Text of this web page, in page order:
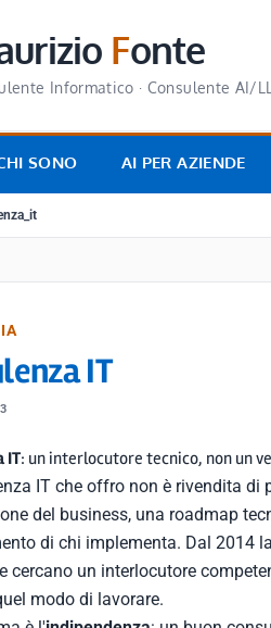
Fonte
Informatico · Consulente AI/
SONO AI PER AZIENDE
IT
IT: un interlocutore tecnico, non un
IT che offro non è rivendita
del business, una roadmap
di chi implementa. Dal 2014
cercano un interlocutore
modo di lavorare.